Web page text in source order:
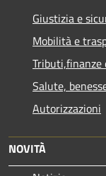
Giustizia e
Mobilità e
Tributi,finanze
Salute,
Autorizzazioni
NOVITÀ